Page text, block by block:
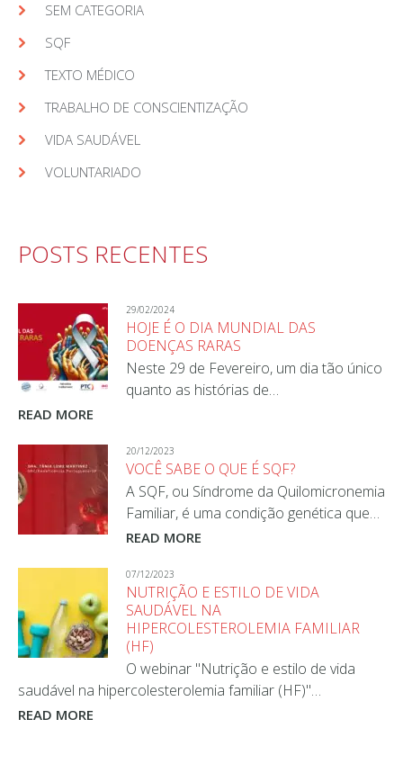
SEM CATEGORIA
SQF
TEXTO MÉDICO
TRABALHO DE CONSCIENTIZAÇÃO
VIDA SAUDÁVEL
VOLUNTARIADO
POSTS RECENTES
29/02/2024
HOJE É O DIA MUNDIAL DAS
DOENÇAS RARAS
Neste 29 de Fevereiro, um dia tão único
quanto as histórias de…
READ MORE
20/12/2023
VOCÊ SABE O QUE É SQF?
A SQF, ou Síndrome da Quilomicronemia
Familiar, é uma condição genética que…
READ MORE
07/12/2023
NUTRIÇÃO E ESTILO DE VIDA
SAUDÁVEL NA
HIPERCOLESTEROLEMIA FAMILIAR
(HF)
O webinar "Nutrição e estilo de vida
saudável na hipercolesterolemia familiar (HF)"…
READ MORE